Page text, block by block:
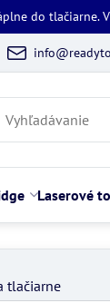
do tlačiarne.
Laserové
tlačiarne